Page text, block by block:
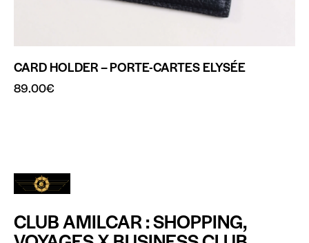
CARD HOLDER – PORTE-CARTES ELYSÉE
89.00€
CLUB AMILCAR : SHOPPING,